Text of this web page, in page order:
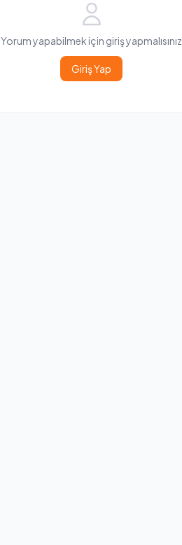
Yorum yapabilmek için giriş yapmalısınız
Giriş Yap